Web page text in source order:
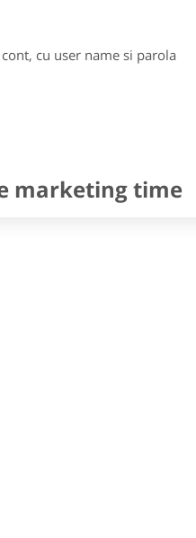
cu user name si parola
marketing time